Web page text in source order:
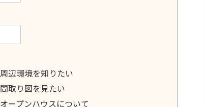
周辺環境を知りたい
間取り図を見たい
オープンハウスについて